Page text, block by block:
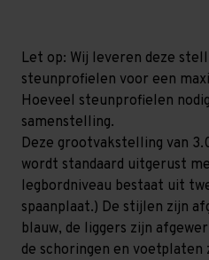
niveaus
(Liggers:
1.350
mm)
niveaus
(Liggers:
1.350
mm)
Let op: Wij leveren deze
steunprofielen voor een
Hoeveel steunprofielen
samenstelling.
Deze grootvakstelling van
wordt standaard uitgerust
legbordniveau bestaat uit
spaanplaat.) De stijlen zijn
blauw, de liggers zijn
de schoringen en